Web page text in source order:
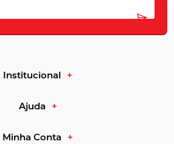
Institucional
Ajuda
Minha Conta